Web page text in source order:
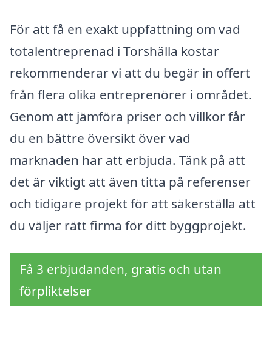
För att få en exakt uppfattning om vad
totalentreprenad i Torshälla kostar
rekommenderar vi att du begär in offert
från flera olika entreprenörer i området.
Genom att jämföra priser och villkor får
du en bättre översikt över vad
marknaden har att erbjuda. Tänk på att
det är viktigt att även titta på referenser
och tidigare projekt för att säkerställa att
du väljer rätt firma för ditt byggprojekt.
Få 3 erbjudanden, gratis och utan
förpliktelser